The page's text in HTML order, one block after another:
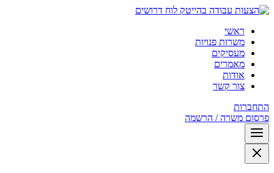
לוח דרושים
ראשי
משרות פנויות
מעסיקים
מאמרים
אודות
צור קשר
התחברות
פרסום משרה / הרשמה